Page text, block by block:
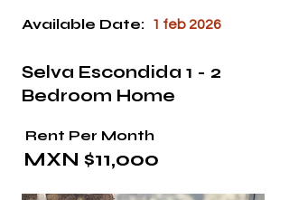
Available Date: 1 feb 2026
Selva Escondida 1 - 2
Bedroom Home
Rent Per Month
MXN $11,000